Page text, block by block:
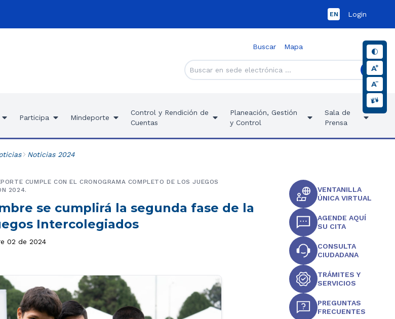
EN Login
Buscar Mapa
Participa Mindeporte
Control y Rendición de
Cuentas
Planeación, Gestión
y Control
Sala de
Prensa
Noticias 2024
se cumplirá la segunda fase de la
Intercolegiados
CUMPLE CON EL CRONOGRAMA COMPLETO DE LOS JUEGOS
2024.
02 de 2024
VENTANILLA
ÚNICA VIRTUAL
AGENDE AQUÍ
SU CITA
CONSULTA
CIUDADANA
TRÁMITES Y
SERVICIOS
PREGUNTAS
FRECUENTES